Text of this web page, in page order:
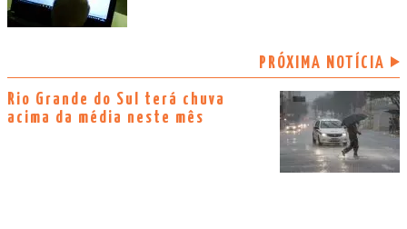
PRÓXIMA NOTÍCIA
Rio Grande do Sul terá chuva
acima da média neste mês